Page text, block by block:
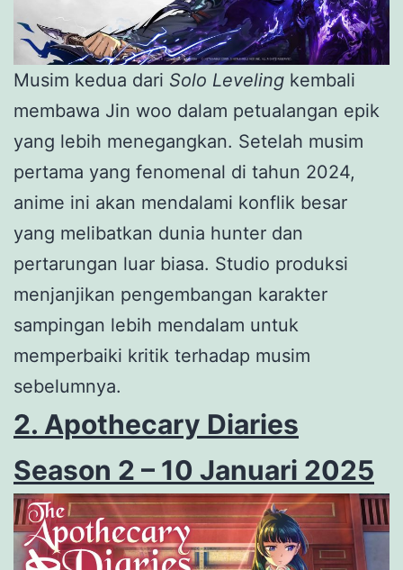
Musim kedua dari Solo Leveling kembali
membawa Jin woo dalam petualangan epik
yang lebih menegangkan. Setelah musim
pertama yang fenomenal di tahun 2024,
anime ini akan mendalami konflik besar
yang melibatkan dunia hunter dan
pertarungan luar biasa. Studio produksi
menjanjikan pengembangan karakter
sampingan lebih mendalam untuk
memperbaiki kritik terhadap musim
sebelumnya.
2. Apothecary Diaries
Season 2 – 10 Januari 2025